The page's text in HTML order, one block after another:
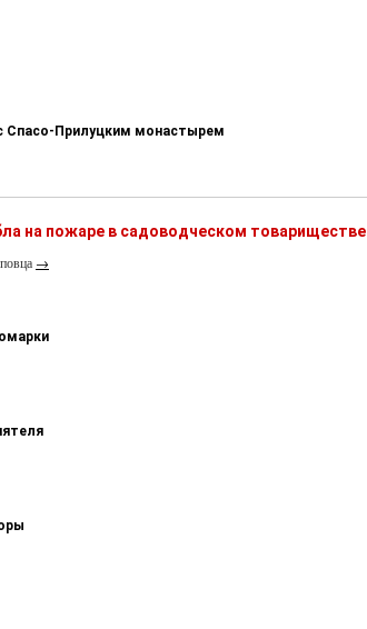
Спасо-Прилуцким монастырем
на пожаре в садоводческом товариществе
→